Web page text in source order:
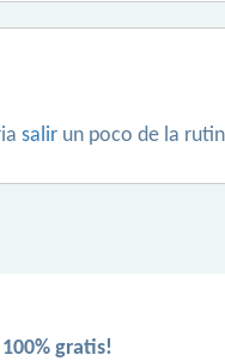
salir un poco de la
gratis!